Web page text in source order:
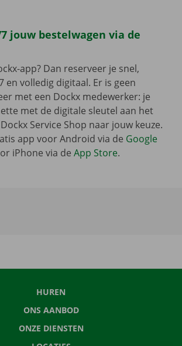
jouw bestelwagen via de
app? Dan reserveer je snel,
en volledig digitaal. Er is geen
met een Dockx medewerker: je
met de digitale sleutel aan het
Service Shop naar jouw keuze.
app voor Android via de Google
iPhone via de App Store.
HUREN
ONS AANBOD
ONZE DIENSTEN